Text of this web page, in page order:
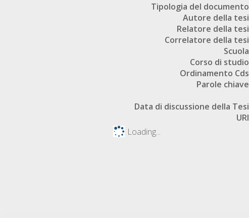
Tipologia del documento
Autore della tesi
Relatore della tesi
Correlatore della tesi
Scuola
Corso di studio
Ordinamento Cds
Parole chiave
Data di discussione della Tesi
URI
Loading...